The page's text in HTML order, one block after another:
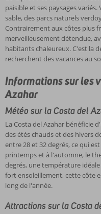
paisible et ses paysages
sable, des parcs naturels
Contrairement aux côtes plus
merveilleusement détendue,
habitants chaleureux. C'est la
recherchent des vacances au
Informations sur les
Azahar
Météo sur la Costa del
La Costa del Azahar bénéficie
des étés chauds et des hivers
entre 28 et 32 degrés, ce qui
printemps et à l'automne, le
degrés, une température
fort ensoleillement, cette côte
long de l'année.
Attractions sur la Costa